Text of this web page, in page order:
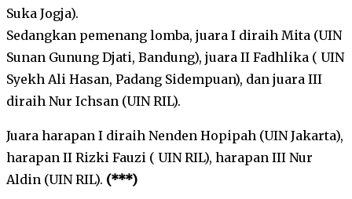
Suka Jogja).
Sedangkan pemenang lomba, juara I diraih Mita (UIN
Sunan Gunung Djati, Bandung), juara II Fadhlika ( UIN
Syekh Ali Hasan, Padang Sidempuan), dan juara III
diraih Nur Ichsan (UIN RIL).
Juara harapan I diraih Nenden Hopipah (UIN Jakarta),
harapan II Rizki Fauzi ( UIN RIL), harapan III Nur
Aldin (UIN RIL). (***)